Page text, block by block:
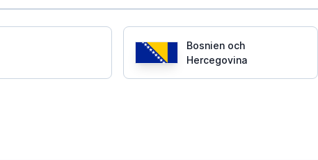
Bosnien och
Hercegovina